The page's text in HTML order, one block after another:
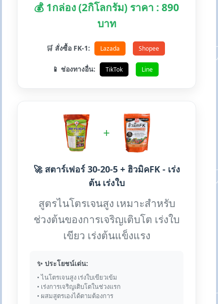
💰 1กล่อง (2กิโลกรัม) ราคา : 890
บาท
🛒 สั่งซื้อ FK-1: Lazada Shopee
📱 ช่องทางอื่น: TikTok Line
+
🚀 สตาร์เฟอร์ 30-20-5 + ฮิวมิคFK - เร่ง
ต้น เร่งใบ
สูตรไนโตรเจนสูง เหมาะสำหรับ
ช่วงต้นของการเจริญเติบโต เร่งใบ
เขียว เร่งต้นแข็งแรง
✨ ประโยชน์เด่น:
• ไนโตรเจนสูง เร่งใบเขียวเข้ม
• เร่งการเจริญเติบโตในช่วงแรก
• ผสมสูตรเองได้ตามต้องการ